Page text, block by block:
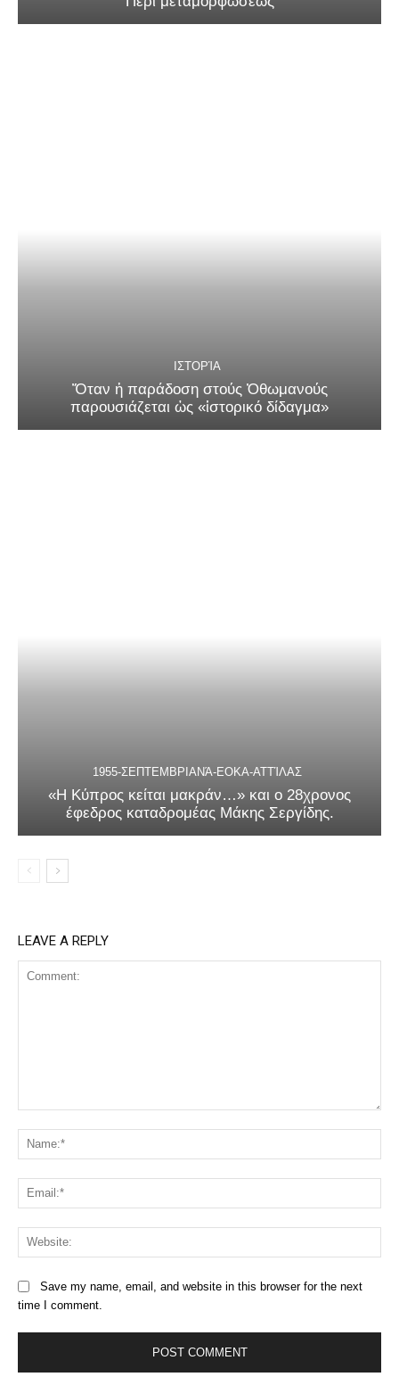
ΙΣΤΟΡΊΑ
Ὅταν ἡ παράδοση στούς Ὀθωμανούς
παρουσιάζεται ὡς «ἱστορικό δίδαγμα»
1955-ΣΕΠΤΕΜΒΡΙΑΝΆ-ΕΟΚΑ-ΑΤΤΊΛΑΣ
«Η Κύπρος κείται μακράν…» και ο 28χρονος
έφεδρος καταδρομέας Μάκης Σεργίδης.
LEAVE A REPLY
Save my name, email, and website in this browser for the next
time I comment.